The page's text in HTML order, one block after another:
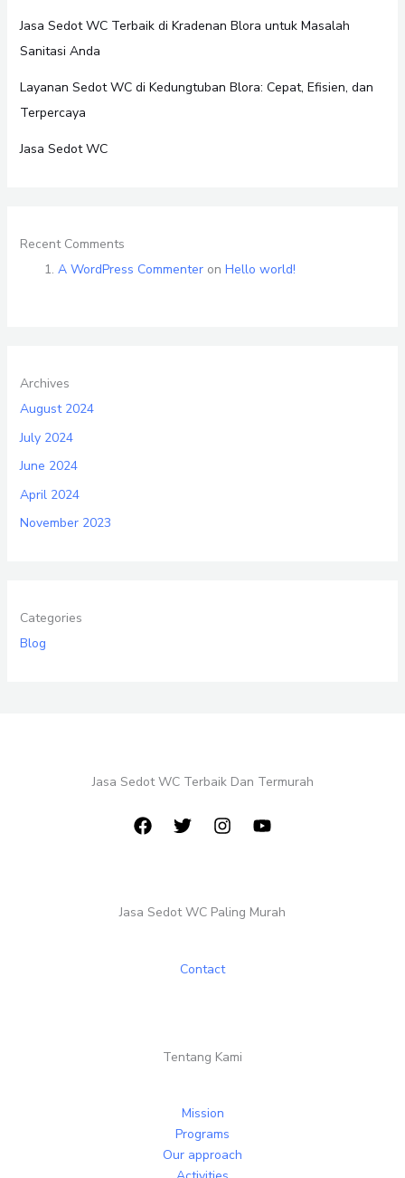
Jasa Sedot WC Terbaik di Kradenan Blora untuk Masalah
Sanitasi Anda
Layanan Sedot WC di Kedungtuban Blora: Cepat, Efisien, dan
Terpercaya
Jasa Sedot WC
Recent Comments
A WordPress Commenteron Hello world!
Archives
August 2024
July 2024
June 2024
April 2024
November 2023
Categories
Blog
Jasa Sedot WC Terbaik Dan Termurah
Jasa Sedot WC Paling Murah
Contact
Tentang Kami
Mission
Programs
Our approach